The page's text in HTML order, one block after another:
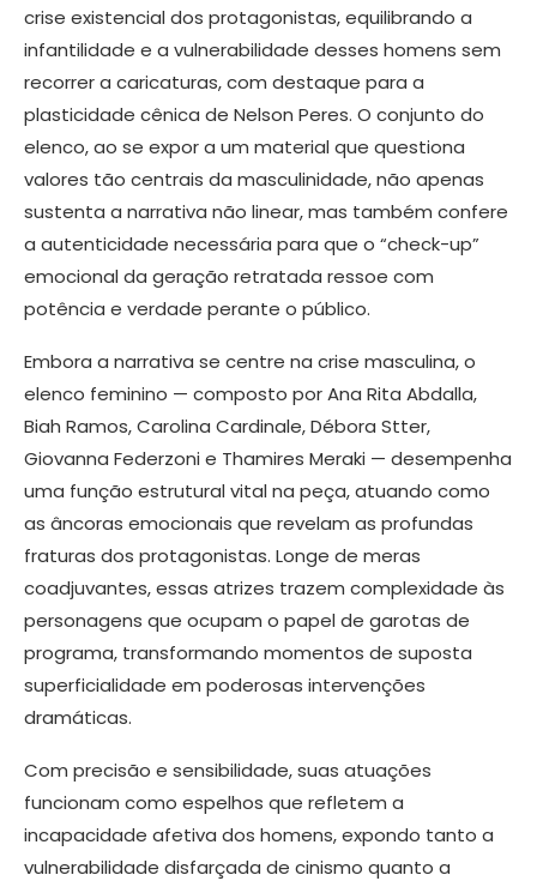
crise existencial dos protagonistas, equilibrando a
infantilidade e a vulnerabilidade desses homens sem
recorrer a caricaturas, com destaque para a
plasticidade cênica de Nelson Peres. O conjunto do
elenco, ao se expor a um material que questiona
valores tão centrais da masculinidade, não apenas
sustenta a narrativa não linear, mas também confere
a autenticidade necessária para que o “check-up”
emocional da geração retratada ressoe com
potência e verdade perante o público.
Embora a narrativa se centre na crise masculina, o
elenco feminino — composto por Ana Rita Abdalla,
Biah Ramos, Carolina Cardinale, Débora Stter,
Giovanna Federzoni e Thamires Meraki — desempenha
uma função estrutural vital na peça, atuando como
as âncoras emocionais que revelam as profundas
fraturas dos protagonistas. Longe de meras
coadjuvantes, essas atrizes trazem complexidade às
personagens que ocupam o papel de garotas de
programa, transformando momentos de suposta
superficialidade em poderosas intervenções
dramáticas.
Com precisão e sensibilidade, suas atuações
funcionam como espelhos que refletem a
incapacidade afetiva dos homens, expondo tanto a
vulnerabilidade disfarçada de cinismo quanto a